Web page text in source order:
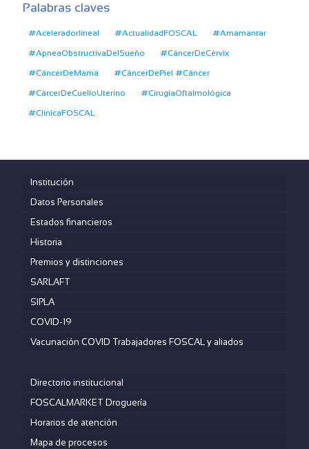
Palabras claves
#Aceleradorlineal #ActualidadFOSCAL #Amamantar
#ApneaObstructivaDelSueño #CáncerDeCérvix
#CáncerDeMama #CáncerDePiel #Cáncer
#CárcerDeCuelloUterino #CirugíaOftalmológica
#ClínicaFOSCAL
Institución
Datos Personales
Estados financieros
Historia
Premios y distinciones
SARLAFT
SIPLA
COVID-19
Vacunación COVID Trabajadores FOSCAL y aliados
Directorio institucional
FOSCALMARKET Droguería
Horarios de atención
Mapa de procesos